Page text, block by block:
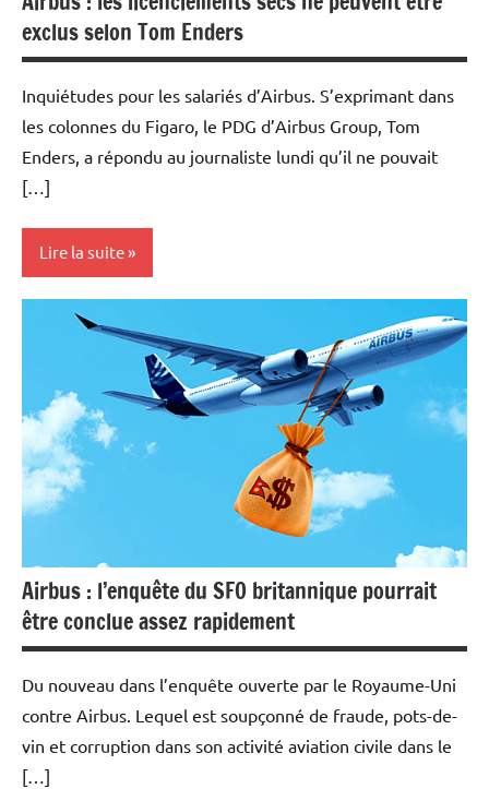
exclus selon Tom Enders
Inquiétudes pour les salariés d’Airbus. S’exprimant dans
les colonnes du Figaro, le PDG d’Airbus Group, Tom
Enders, a répondu au journaliste lundi qu’il ne pouvait
[…]
Lire la suite
Actualités
Economie
Airbus : l’enquête du SFO britannique pourrait
être conclue assez rapidement
Du nouveau dans l’enquête ouverte par le Royaume-Uni
contre Airbus. Lequel est soupçonné de fraude, pots-de-
vin et corruption dans son activité aviation civile dans le
[…]